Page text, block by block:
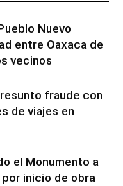
Nuevo
entre Oaxaca de
vecinos
fraude con
de viajes en
el Monumento a
inicio de obra